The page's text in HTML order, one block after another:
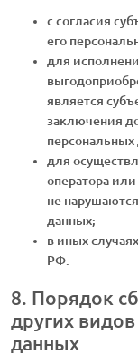
с согласия
его
для
является
заключения
персональных
для
оператора
не
данных;
в иных
РФ.
8. Порядок
других
данных